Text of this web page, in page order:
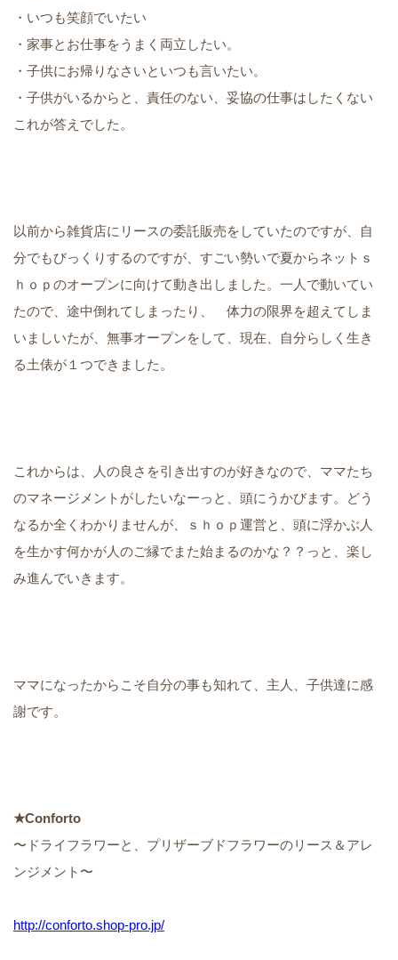
・いつも笑顔でいたい
・家事とお仕事をうまく両立したい。
・子供にお帰りなさいといつも言いたい。
・子供がいるからと、責任のない、妥協の仕事はしたくない
これが答えでした。
以前から雑貨店にリースの委託販売をしていたのですが、自
分でもびっくりするのですが、すごい勢いで夏からネットｓ
ｈｏｐのオープンに向けて動き出しました。一人で動いてい
たので、途中倒れてしまったり、 体力の限界を超えてしま
いましいたが、無事オープンをして、現在、自分らしく生き
る土俵が１つできました。
これからは、人の良さを引き出すのが好きなので、ママたち
のマネージメントがしたいなーっと、頭にうかびます。どう
なるか全くわかりませんが、ｓｈｏｐ運営と、頭に浮かぶ人
を生かす何かが人のご縁でまた始まるのかな？？っと、楽し
み進んでいきます。
ママになったからこそ自分の事も知れて、主人、子供達に感
謝です。
★Conforto
〜ドライフラワーと、プリザーブドフラワーのリース＆アレ
ンジメント〜
http://conforto.shop-pro.jp/